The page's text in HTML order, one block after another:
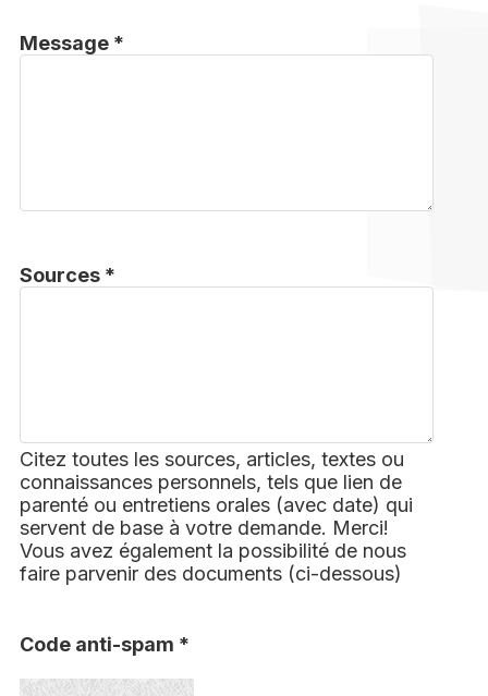
Message *
Sources *
Citez toutes les sources, articles, textes ou
connaissances personnels, tels que lien de
parenté ou entretiens orales (avec date) qui
servent de base à votre demande. Merci!
Vous avez également la possibilité de nous
faire parvenir des documents (ci-dessous)
Code anti-spam *